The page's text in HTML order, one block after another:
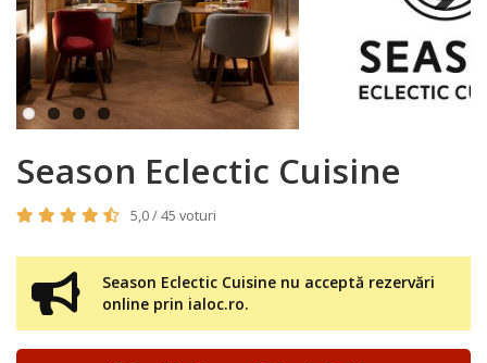
Previous Next
Season Eclectic Cuisine
5,0 / 45 voturi
Season Eclectic Cuisine nu acceptă rezervări
online prin ialoc.ro.